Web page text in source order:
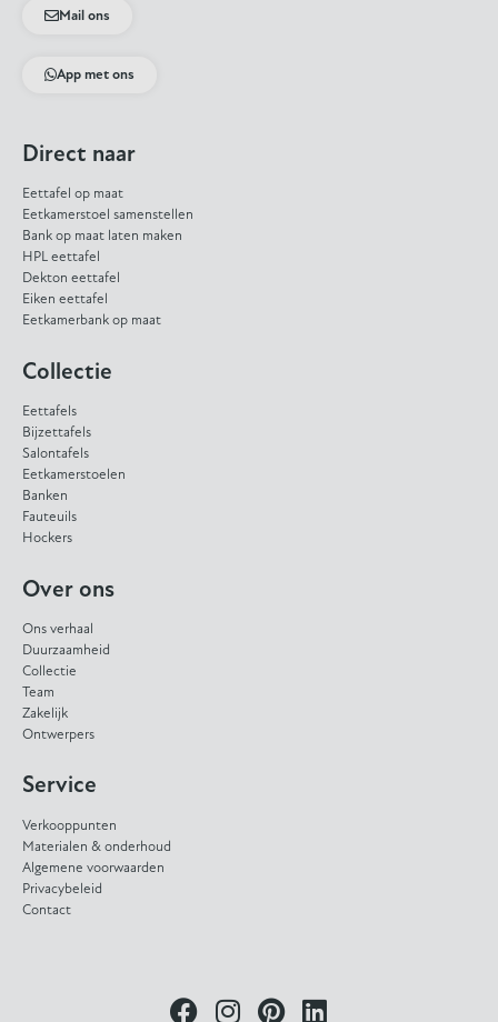
Mail ons
App met ons
Direct naar
Eettafel op maat
Eetkamerstoel samenstellen
Bank op maat laten maken
HPL eettafel
Dekton eettafel
Eiken eettafel
Eetkamerbank op maat
Collectie
Eettafels
Bijzettafels
Salontafels
Eetkamerstoelen
Banken
Fauteuils
Hockers
Over ons
Ons verhaal
Duurzaamheid
Collectie
Team
Zakelijk
Ontwerpers
Service
Verkooppunten
Materialen & onderhoud
Algemene voorwaarden
Privacybeleid
Contact